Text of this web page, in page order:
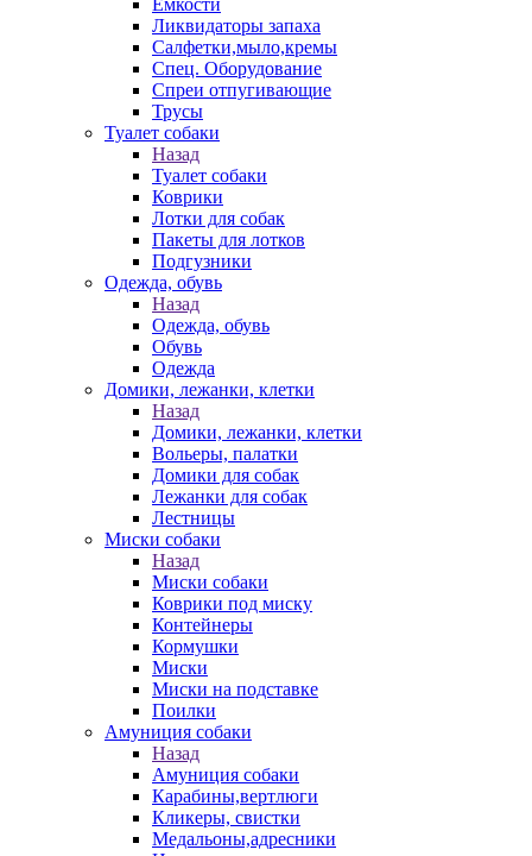
Емкости
Ликвидаторы запаха
Салфетки,мыло,кремы
Спец. Оборудование
Спреи отпугивающие
Трусы
Туалет собаки
Назад
Туалет собаки
Коврики
Лотки для собак
Пакеты для лотков
Подгузники
Одежда, обувь
Назад
Одежда, обувь
Обувь
Одежда
Домики, лежанки, клетки
Назад
Домики, лежанки, клетки
Вольеры, палатки
Домики для собак
Лежанки для собак
Лестницы
Миски собаки
Назад
Миски собаки
Коврики под миску
Контейнеры
Кормушки
Миски
Миски на подставке
Поилки
Амуниция собаки
Назад
Амуниция собаки
Карабины,вертлюги
Кликеры, свистки
Медальоны,адресники